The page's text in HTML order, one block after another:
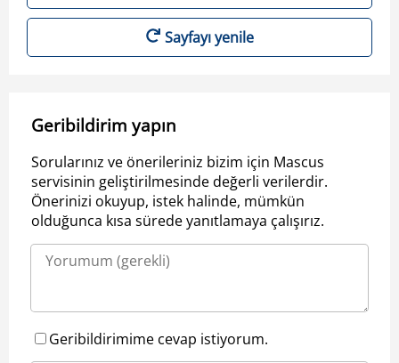
Sayfayı yenile
Geribildirim yapın
Sorularınız ve önerileriniz bizim için Mascus
servisinin geliştirilmesinde değerli verilerdir.
Önerinizi okuyup, istek halinde, mümkün
olduğunca kısa sürede yanıtlamaya çalışırız.
Geribildirimime cevap istiyorum.